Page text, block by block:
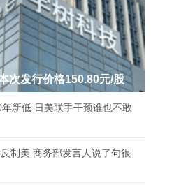
次发行价格150.80元/股
新低 日美联手干预谁也不敢
制美 商务部发言人说了句很